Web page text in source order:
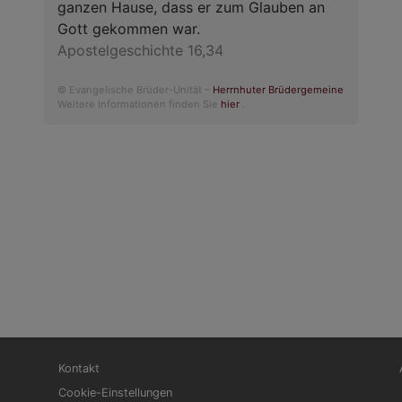
ganzen Hause, dass er zum Glauben an
Gott gekommen war.
Apostelgeschichte 16,34
© Evangelische Brüder-Unität – Herrnhuter Brüdergemeine
Weitere Informationen finden Sie hier .
Fußbereichsmenü
Kontakt
Cookie-Einstellungen